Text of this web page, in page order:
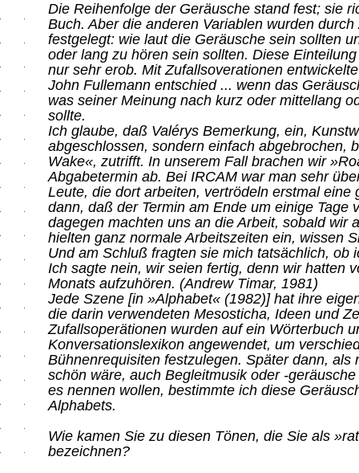
Die Reihenfolge der Geräusche stand fest; sie
Buch. Aber die anderen Variablen wurden
festgelegt: wie laut die Geräusche sein sollten
oder lang zu hören sein sollten. Diese
nur sehr erob. Mit Zufallsoverationen
John Fullemann entschied ... wenn das
was seiner Meinung nach kurz oder mittellang
sollte.
Ich glaube, daß Valérys Bemerkung, ein,
abgeschlossen, sondern einfach abgebrochen,
Wake«, zutrifft. In unserem Fall brachen wir
Abgabetermin ab. Bei IRCAM war man sehr
Leute, die dort arbeiten, vertrödeln erstmal eine
dann, daß der Termin am Ende um einige Tage
dagegen machten uns an die Arbeit, sobald wir
hielten ganz normale Arbeitszeiten ein, wissen
Und am Schluß fragten sie mich tatsächlich, ob
Ich sagte nein, wir seien fertig, denn wir hatten
Monats aufzuhören. (Andrew Timar, 1981)
Jede Szene [in »Alphabet« (1982)] hat ihre
die darin verwendeten Mesosticha, Ideen und
Zufallsoperätionen wurden auf ein Wörterbuch
Konversationslexikon angewendet, um
Bühnenrequisiten festzulegen. Später dann, als
schön wäre, auch Begleitmusik oder -
es nennen wollen, bestimmte ich diese
Alphabets.
Wie kamen Sie zu diesen Tönen, die Sie als
bezeichnen?